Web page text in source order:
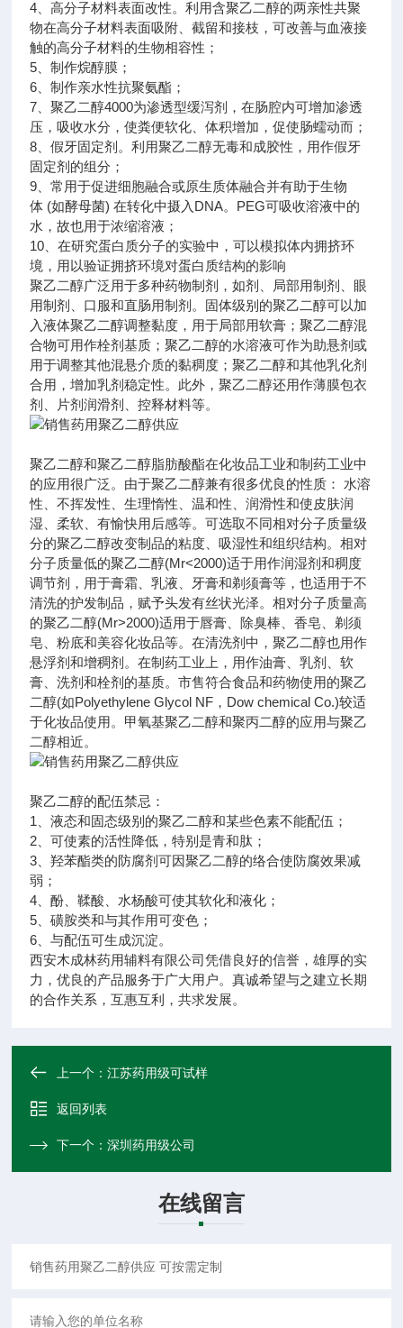
4、高分子材料表面改性。利用含聚乙二醇的两亲性共聚
物在高分子材料表面吸附、截留和接枝，可改善与血液接
触的高分子材料的生物相容性；
5、制作烷醇膜；
6、制作亲水性抗聚氨酯；
7、聚乙二醇4000为渗透型缓泻剂，在肠腔内可增加渗透
压，吸收水分，使粪便软化、体积增加，促使肠蠕动而；
8、假牙固定剂。利用聚乙二醇无毒和成胶性，用作假牙
固定剂的组分；
9、常用于促进细胞融合或原生质体融合并有助于生物
体 (如酵母菌) 在转化中摄入DNA。PEG可吸收溶液中的
水，故也用于浓缩溶液；
10、在研究蛋白质分子的实验中，可以模拟体内拥挤环
境，用以验证拥挤环境对蛋白质结构的影响
聚乙二醇广泛用于多种药物制剂，如剂、局部用制剂、眼
用制剂、口服和直肠用制剂。固体级别的聚乙二醇可以加
入液体聚乙二醇调整黏度，用于局部用软膏；聚乙二醇混
合物可用作栓剂基质；聚乙二醇的水溶液可作为助悬剂或
用于调整其他混悬介质的黏稠度；聚乙二醇和其他乳化剂
合用，增加乳剂稳定性。此外，聚乙二醇还用作薄膜包衣
剂、片剂润滑剂、控释材料等。
聚乙二醇和聚乙二醇脂肪酸酯在化妆品工业和制药工业中
的应用很广泛。由于聚乙二醇兼有很多优良的性质： 水溶
性、不挥发性、生理惰性、温和性、润滑性和使皮肤润
湿、柔软、有愉快用后感等。可选取不同相对分子质量级
分的聚乙二醇改变制品的粘度、吸湿性和组织结构。相对
分子质量低的聚乙二醇(Mr<2000)适于用作润湿剂和稠度
调节剂，用于膏霜、乳液、牙膏和剃须膏等，也适用于不
清洗的护发制品，赋予头发有丝状光泽。相对分子质量高
的聚乙二醇(Mr>2000)适用于唇膏、除臭棒、香皂、剃须
皂、粉底和美容化妆品等。在清洗剂中，聚乙二醇也用作
悬浮剂和增稠剂。在制药工业上，用作油膏、乳剂、软
膏、洗剂和栓剂的基质。市售符合食品和药物使用的聚乙
二醇(如Polyethylene Glycol NF，Dow chemical Co.)较适
于化妆品使用。甲氧基聚乙二醇和聚丙二醇的应用与聚乙
二醇相近。
聚乙二醇的配伍禁忌：
1、液态和固态级别的聚乙二醇和某些色素不能配伍；
2、可使素的活性降低，特别是青和肽；
3、羟苯酯类的防腐剂可因聚乙二醇的络合使防腐效果减
弱；
4、酚、鞣酸、水杨酸可使其软化和液化；
5、磺胺类和与其作用可变色；
6、与配伍可生成沉淀。
西安木成林药用辅料有限公司凭借良好的信誉，雄厚的实
力，优良的产品服务于广大用户。真诚希望与之建立长期
的合作关系，互惠互利，共求发展。
上一个：江苏药用级可试样
返回列表
下一个：深圳药用级公司
在线留言